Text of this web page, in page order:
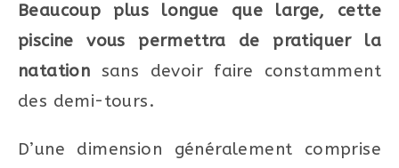
Beaucoup plus longue que large, cette
piscine vous permettra de pratiquer la
natation sans devoir faire constamment
des demi-tours.
D’une dimension généralement comprise